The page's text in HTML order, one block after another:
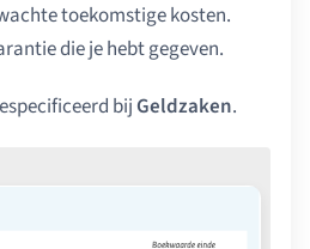
toekomstige kosten.
die je hebt gegeven.
bijGeldzaken.